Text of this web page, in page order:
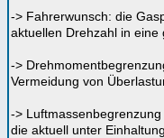
-> Fahrerwunsch: die
aktuellen Drehzahl in
->
Vermeidung von
->
die aktuell unter